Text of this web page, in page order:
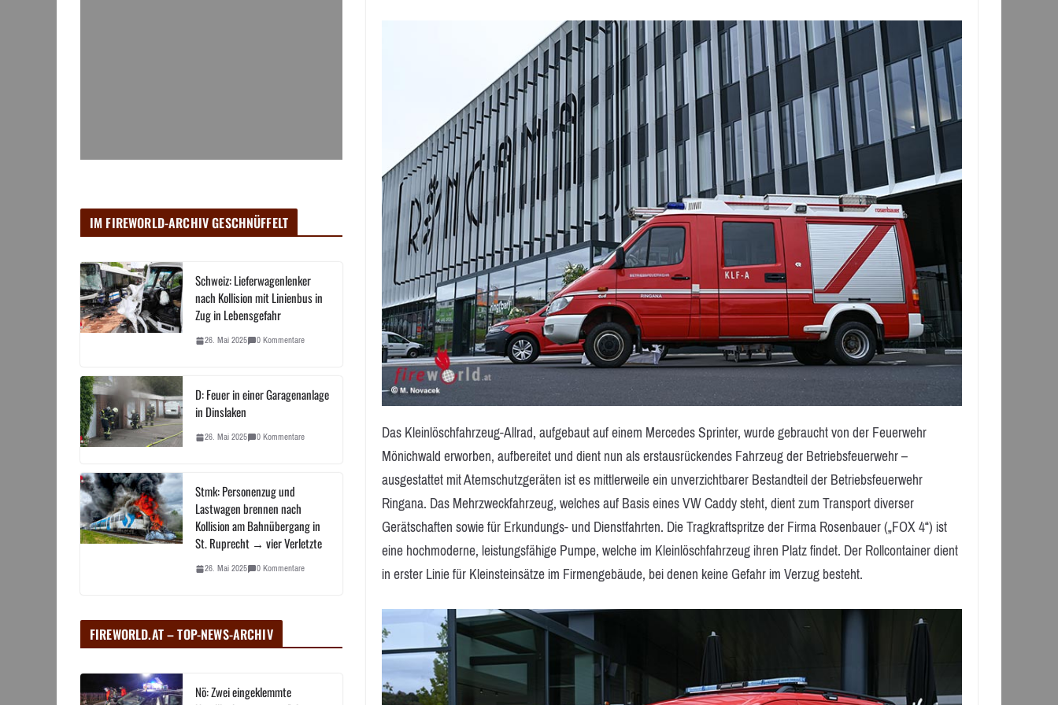
Das Kleinlöschfahrzeug-Allrad, aufgebaut auf einem Mercedes Sprinter, wurde gebraucht von der Feuerwehr
Mönichwald erworben, aufbereitet und dient nun als erstausrückendes Fahrzeug der Betriebsfeuerwehr –
ausgestattet mit Atemschutzgeräten ist es mittlerweile ein unverzichtbarer Bestandteil der Betriebsfeuerwehr
Ringana. Das Mehrzweckfahrzeug, welches auf Basis eines VW Caddy steht, dient zum Transport diverser
Gerätschaften sowie für Erkundungs- und Dienstfahrten. Die Tragkraftspritze der Firma Rosenbauer („FOX 4“) ist
eine hochmoderne, leistungsfähige Pumpe, welche im Kleinlöschfahrzeug ihren Platz findet. Der Rollcontainer dient
in erster Linie für Kleinsteinsätze im Firmengebäude, bei denen keine Gefahr im Verzug besteht.
IM FIREWORLD-ARCHIV GESCHNÜFFELT
Schweiz: Lieferwagenlenker
nach Kollision mit Linienbus in
Zug in Lebensgefahr
26. Mai 2025 0 Kommentare
D: Feuer in einer Garagenanlage
in Dinslaken
26. Mai 2025 0 Kommentare
Stmk: Personenzug und
Lastwagen brennen nach
Kollision am Bahnübergang in
St. Ruprecht → vier Verletzte
26. Mai 2025 0 Kommentare
FIREWORLD.AT – TOP-NEWS-ARCHIV
Nö: Zwei eingeklemmte